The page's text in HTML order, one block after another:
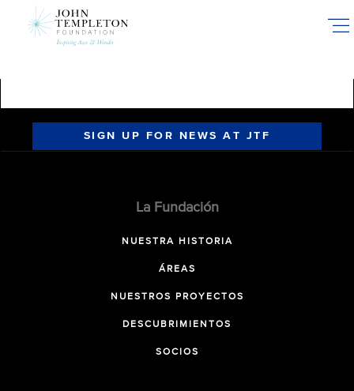
SIGN UP FOR NEWS AT JTF
La Fundación
NUESTRA HISTORIA
ÁREAS
NUESTROS PROYECTOS
DESCUBRIMIENTOS
SOCIOS